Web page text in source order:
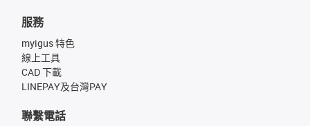
服務
myigus 特色
線上工具
CAD 下載
LINEPAY及台灣PAY
聯繫電話